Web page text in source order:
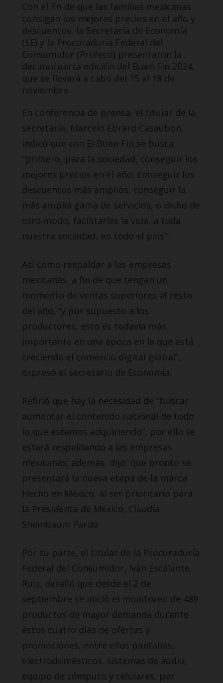
Con el fin de que las familias mexicanas
consigan los mejores precios en el año y
descuentos, la Secretaría de Economía
(SE) y la Procuraduría Federal del
Consumidor (Profeco) presentaron la
decimocuarta edición del Buen Fin 2024,
que se llevará a cabo del 15 al 18 de
noviembre.
En conferencia de prensa, el titular de la
secretaría, Marcelo Ebrard Casaubon,
indicó que con El Buen Fin se busca
“primero, para la sociedad, conseguir los
mejores precios en el año, conseguir los
descuentos más amplios, conseguir la
más amplia gama de servicios, o dicho de
otro modo, facilitarles la vida, a toda
nuestra sociedad, en todo el país”.
Así como respaldar a las empresas
mexicanas, a fin de que tengan un
momento de ventas superiores al resto
del año, “y por supuesto a los
productores, esto es todavía más
importante en una época en la que está
creciendo el comercio digital global”,
expresó el secretario de Economía.
Refirió que hay la necesidad de “buscar
aumentar el contenido nacional de todo
lo que estamos adquiriendo”, por ello se
estará respaldando a las empresas
mexicanas; además, dijo, que pronto se
presentará la nueva etapa de la marca
Hecho en México, al ser prioritario para
la Presidenta de México, Claudia
Sheinbaum Pardo.
Por su parte, el titular de la Procuraduría
Federal del Consumidor, Iván Escalante
Ruiz, detalló que desde el 2 de
septiembre se inició el monitoreo de 489
productos de mayor demanda durante
estos cuatro días de ofertas y
promociones, entre ellos pantallas,
electrodomésticos, sistemas de audio,
equipo de cómputo y celulares, por